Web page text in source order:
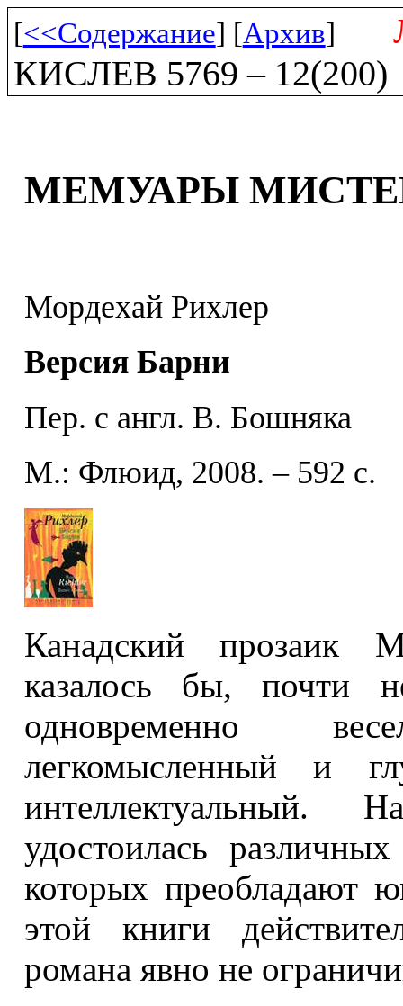
[<<Содержание] [Архив]
КИСЛЕВ 5769 – 12(200)
МЕМУАРЫ
Мордехай Рихлер
Версия Барни
Пер. с англ. В. Бошняка
М.: Флюид, 2008. – 592 с.
Канадский прозаик
казалось бы, почти
одновременно
легкомысленный и
удостоилась
которых преобладают
этой книги
романа явно не